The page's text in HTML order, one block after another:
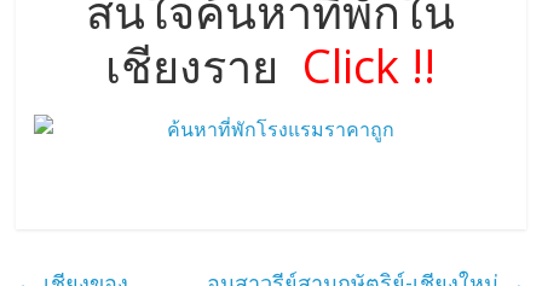
เชียงราย Click !!